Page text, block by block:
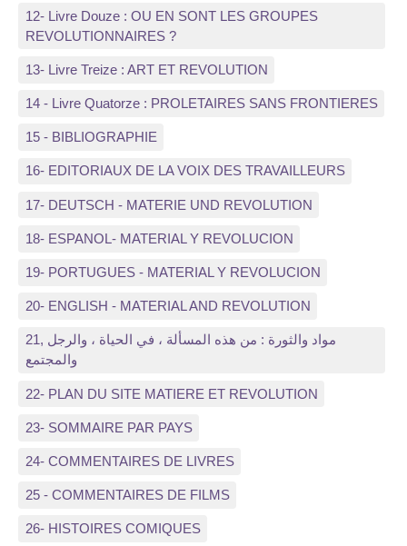
12- Livre Douze : OU EN SONT LES GROUPES
REVOLUTIONNAIRES ?
13- Livre Treize : ART ET REVOLUTION
14 - Livre Quatorze : PROLETAIRES SANS FRONTIERES
15 - BIBLIOGRAPHIE
16- EDITORIAUX DE LA VOIX DES TRAVAILLEURS
17- DEUTSCH - MATERIE UND REVOLUTION
18- ESPANOL- MATERIAL Y REVOLUCION
19- PORTUGUES - MATERIAL Y REVOLUCION
20- ENGLISH - MATERIAL AND REVOLUTION
21, مواد والثورة : من هذه المسألة ، في الحياة ، والرجل
والمجتمع
22- PLAN DU SITE MATIERE ET REVOLUTION
23- SOMMAIRE PAR PAYS
24- COMMENTAIRES DE LIVRES
25 - COMMENTAIRES DE FILMS
26- HISTOIRES COMIQUES